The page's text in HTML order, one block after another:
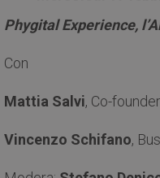
Phygital Experience,
Con
Mattia Salvi, Co-
Vincenzo Schifano,